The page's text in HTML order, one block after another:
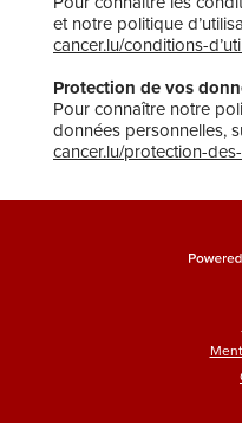
et notre politique
cancer.lu/conditions-
Protection de vos
Pour connaître notre
données personnelles,
cancer.lu/protection-